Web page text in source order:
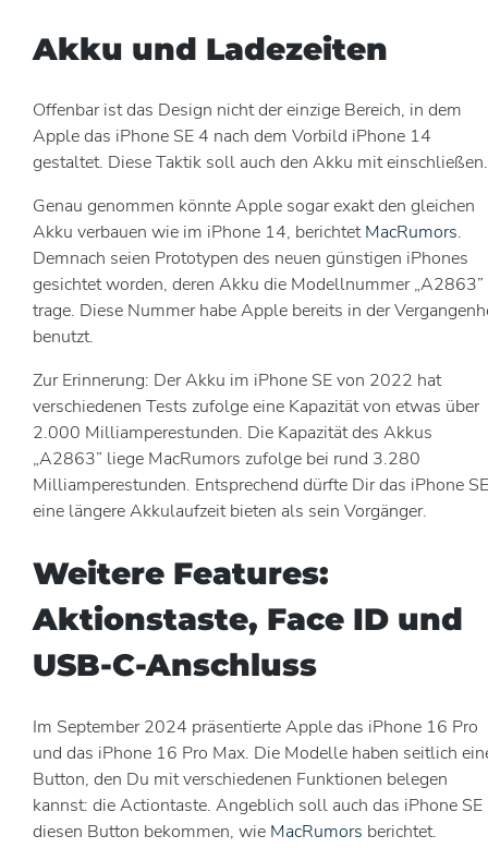
Akku und Ladezeiten
Offenbar ist das Design nicht der einzige Bereich, in dem
Apple das iPhone SE 4 nach dem Vorbild iPhone 14
gestaltet. Diese Taktik soll auch den Akku mit einschließen.
Genau genommen könnte Apple sogar exakt den gleichen
Akku verbauen wie im iPhone 14, berichtetMacRumors.
Demnach seien Prototypen des neuen günstigen iPhones
gesichtet worden, deren Akku die Modellnummer „A2863”
trage. Diese Nummer habe Apple bereits in der
benutzt.
Zur Erinnerung: Der Akku im iPhone SE von 2022 hat
verschiedenen Tests zufolge eine Kapazität von etwas über
2.000 Milliamperestunden. Die Kapazität des Akkus
„A2863” liege MacRumors zufolge bei rund 3.280
Milliamperestunden. Entsprechend dürfte Dir das iPhone
eine längere Akkulaufzeit bieten als sein Vorgänger.
Weitere Features:
Aktionstaste, Face ID und
USB-C-Anschluss
Im September 2024 präsentierte Apple das iPhone 16 Pro
und das iPhone 16 Pro Max. Die Modelle haben seitlich
Button, den Du mit verschiedenen Funktionen belegen
kannst: die Actiontaste. Angeblich soll auch das iPhone SE
diesen Button bekommen, wie MacRumors berichtet.